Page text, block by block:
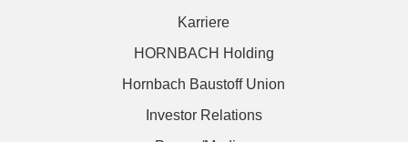
Karriere
HORNBACH Holding
Hornbach Baustoff Union
Investor Relations